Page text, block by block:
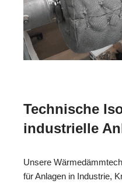
Technische
industrielle
Unsere
für Anlagen in Industrie,